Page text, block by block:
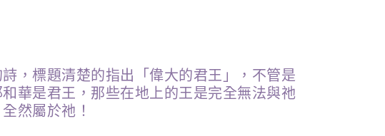
，標題清楚的指出「偉大的君王」，不管是
華是君王，那些在地上的王是完全無法與祂
然屬於祂！